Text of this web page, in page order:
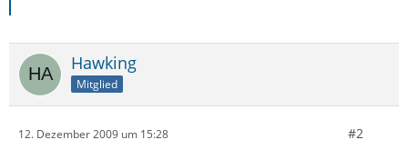
Hawking
Mitglied
12. Dezember 2009 um 15:28 #2